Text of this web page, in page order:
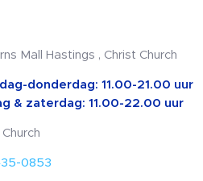
Mall Hastings , Christ Church
donderdag: 11.00-21.00 uur
& zaterdag: 11.00-22.00 uur
0853